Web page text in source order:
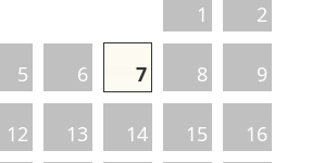
1 2
5 6 7 8 9
12 13 14 15 16